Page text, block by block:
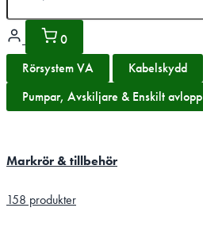
0
Rörsystem VA
Kabelskydd
Pumpar, Avskiljare & Enskilt avlopp
Markrör & tillbehör
158 produkter